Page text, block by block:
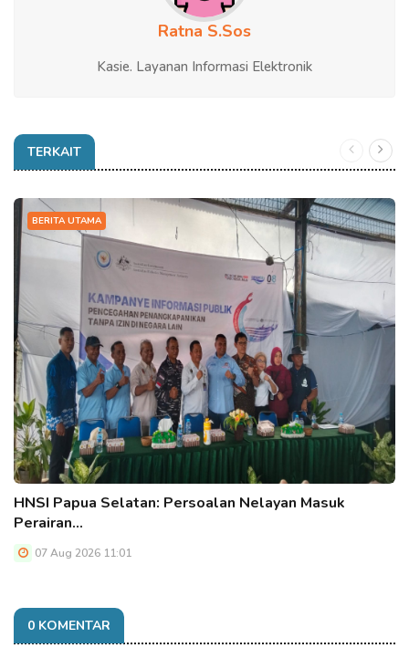
Ratna S.Sos
Kasie. Layanan Informasi Elektronik
TERKAIT
BERITA UTAMA
HNSI Papua Selatan: Persoalan Nelayan Masuk
Perairan…
07 Aug 2026 11:01
0 KOMENTAR